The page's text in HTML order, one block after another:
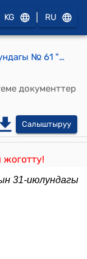
KG RU
КР 2022-жылдын 12-июлундагы № 61 "Жеке мүнөздөгү маалымат жөнүндө" Кыргыз Республикасынын Мыйзамына өзгөртүүлөрдү киргизүү тууралуу" Мыйзамы
документтер
Салыштыруу